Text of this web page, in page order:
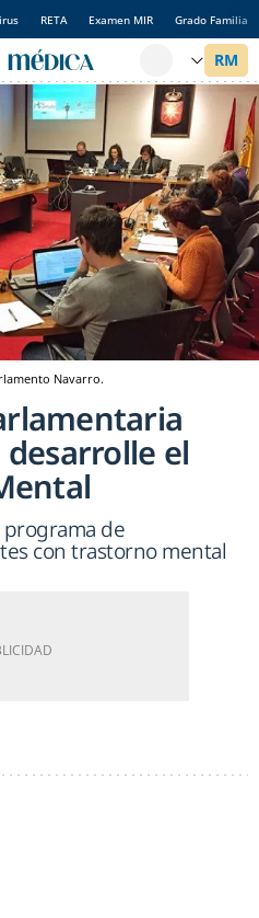
RETA Examen MIR Grado Familia
Navarro.
el
programa de
con trastorno mental